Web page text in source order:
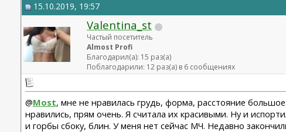
11.24 смас+эндо лба Барсегян Овсеп
+ липофилинг кистей рук Джимиев Мулдар (в одну оп)
Замена Мотива Эрго 475сс деми 20.03.23 Арамян Левон,
коррекция складки 04.24 + коррекция липофилингом
Липофилинг лица + нити 10.2022 - Андрющенко Олеся -
Рино 2020 - Константинов Бадри,
Миниабдо + грыжа 2019 - Малкаров
15.10.2019, 19:57
Valentina_st
Частый посетитель
Almost Profi
Благодарил(а): 15 раз(а)
Поблагодарили: 12 раз(а) в 6 сообщениях
@Most, мне не нравилась грудь, форма, расстояние
нравились, прям очень. Я считала их красивыми. Ну и
и горбы сбоку, блин. У меня нет сейчас МЧ. Недавно